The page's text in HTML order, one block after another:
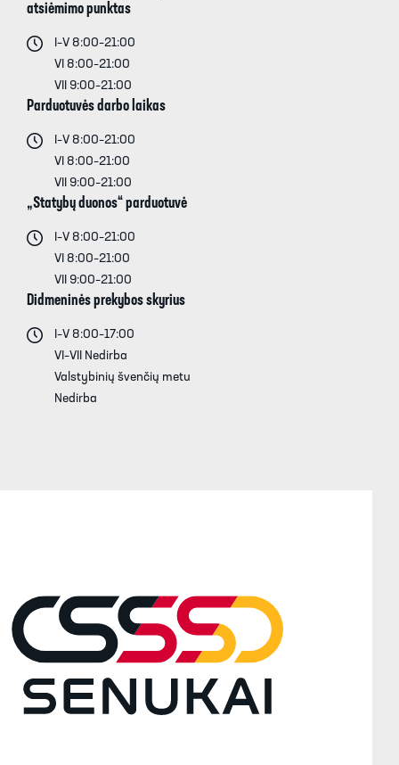
atsiėmimo punktas
I–V 8:00–21:00
VI 8:00–21:00
VII 9:00–21:00
Parduotuvės darbo laikas
I–V 8:00–21:00
VI 8:00–21:00
VII 9:00–21:00
„Statybų duonos“ parduotuvė
I–V 8:00–21:00
VI 8:00–21:00
VII 9:00–21:00
Didmeninės prekybos skyrius
I–V 8:00–17:00
VI–VII Nedirba
Valstybinių švenčių metu
Nedirba